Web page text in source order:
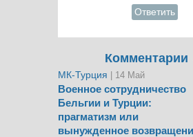
Ответить
Комментарии
МК-Турция | 14 Май
Военное сотрудничество
Бельгии и Турции:
прагматизм или
вынужденное